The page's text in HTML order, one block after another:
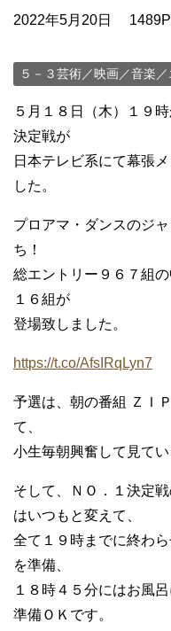
2022年5月20日
５－３芸術／映画／音楽
５月１８日（木）１９
決定戦が
日本テレビ系にて幕張
した。
プロアマ・ダンスのジ
ち！
総エントリー９６７組
１６組が
登場致しました。
https://t.co/AfsIRqLyn7
予選は、朝の番組 ＺＩ
て、
小生毎朝興奮して見てい
そして、ＮＯ．１決定
はいつもと変えて、
全て１９時までに終わ
を準備、
１８時４５分にはお風
準備ＯＫです。